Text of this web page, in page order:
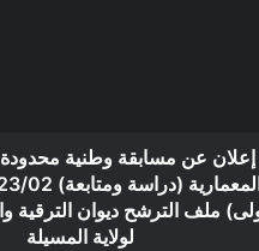
إعلان عن مسابقة وطنية
ملف الترشح ديوان الترقية
لولاية المسيلة